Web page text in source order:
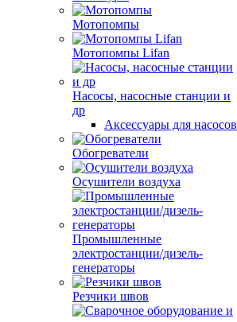
Мотопомпы
Мотопомпы Lifan
Насосы, насосные станции и
др
Аксессуары для насосов
Обогреватели
Осушители воздуха
Промышленные
электростанции/дизель-
генераторы
Резчики швов